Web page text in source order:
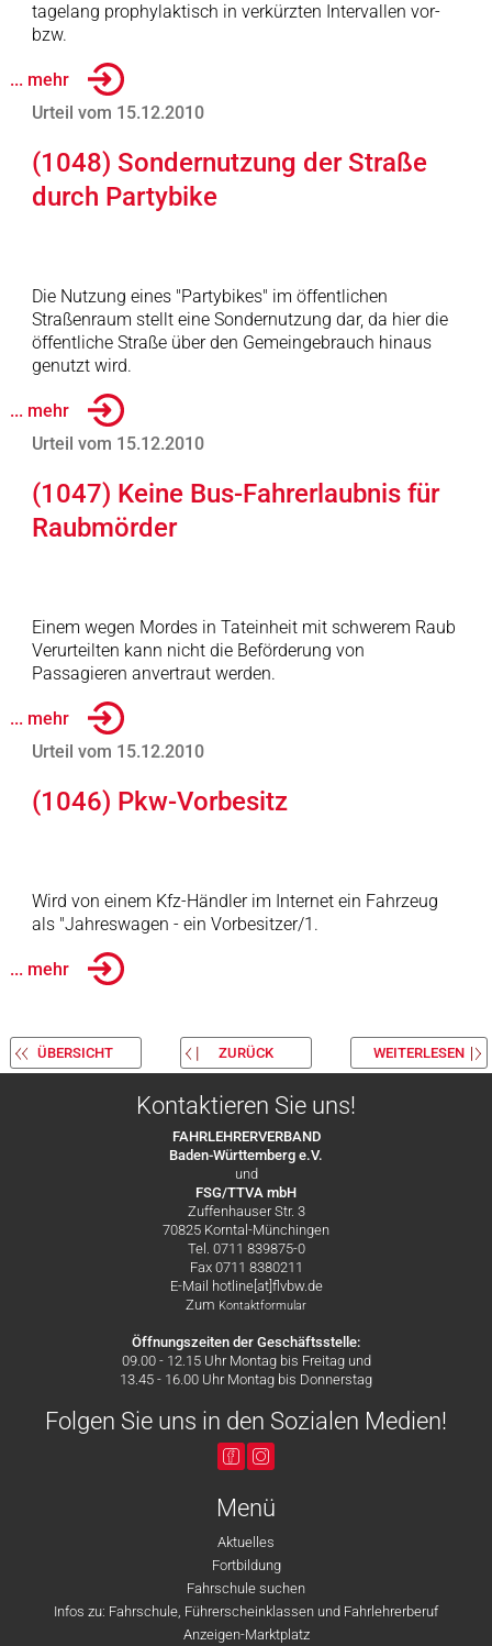
tagelang prophylaktisch in verkürzten Intervallen vor-
bzw.
... mehr
Urteil vom 15.12.2010
(1048) Sondernutzung der Straße
durch Partybike
Die Nutzung eines "Partybikes" im öffentlichen
Straßenraum stellt eine Sondernutzung dar, da hier die
öffentliche Straße über den Gemeingebrauch hinaus
genutzt wird.
... mehr
Urteil vom 15.12.2010
(1047) Keine Bus-Fahrerlaubnis für
Raubmörder
Einem wegen Mordes in Tateinheit mit schwerem Raub
Verurteilten kann nicht die Beförderung von
Passagieren anvertraut werden.
... mehr
Urteil vom 15.12.2010
(1046) Pkw-Vorbesitz
Wird von einem Kfz-Händler im Internet ein Fahrzeug
als "Jahreswagen - ein Vorbesitzer/1.
... mehr
ÜBERSICHT ZURÜCK WEITERLESEN
Kontaktieren Sie uns!
FAHRLEHRERVERBAND
Baden-Württemberg e.V.
und
FSG/TTVA mbH
Zuffenhauser Str. 3
70825 Korntal-Münchingen
Tel. 0711 839875-0
Fax 0711 8380211
E-Mail hotline[at]flvbw.de
Zum Kontaktformular
Öffnungszeiten der Geschäftsstelle:
09.00 - 12.15 Uhr Montag bis Freitag und
13.45 - 16.00 Uhr Montag bis Donnerstag
Folgen Sie uns in den Sozialen Medien!
Menü
Aktuelles
Fortbildung
Fahrschule suchen
Infos zu: Fahrschule, Führerscheinklassen und Fahrlehrerberuf
Anzeigen-Marktplatz